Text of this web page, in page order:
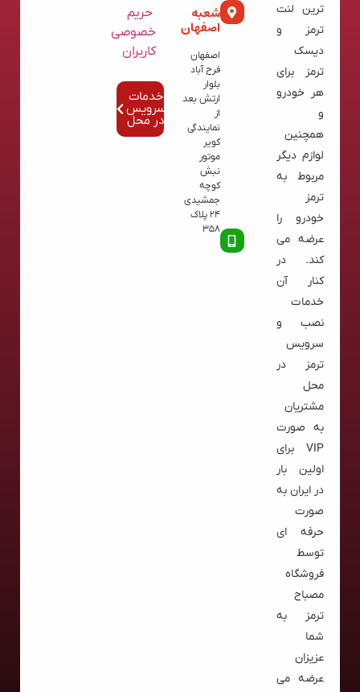
ترین لنت
ترمز و
دیسک
ترمز برای
هر خودرو
و
همچنین
لوازم دیگر
مربوط به
ترمز
خودرو را
عرضه می
کند. در
کنار آن
خدمات
نصب و
سرویس
ترمز در
محل
مشتریان
به صورت
VIP برای
اولین بار
در ایران به
صورت
حرفه ای
توسط
فروشگاه
مصباح
ترمز به
شما
عزیزان
عرضه می
شعبه
اصفهان
اصفهان
فرح آباد
بلوار
ارتش بعد
از
نمایندگی
کویر
موتور
نبش
کوچه
جمشیدی
24 پلاک
358
حریم
خصوصی
کاربران
خدمات
سرویس
در محل